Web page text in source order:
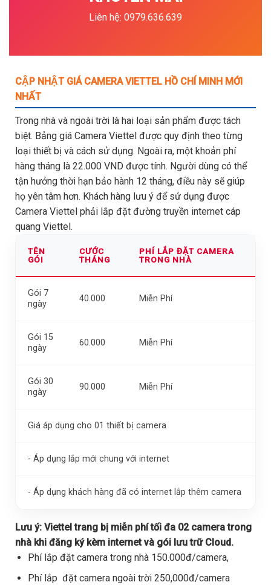
Liên hệ: 0979.636.639
CẬP NHẬT GIÁ CAMERA VIETTEL HỒ CHÍ MINH MỚI
NHẤT
Trong nhà và ngoài trời là hai loại sản phẩm được tách
biệt. Bảng giá Camera Viettel được quy định theo từng
loại thiết bị và cách sử dụng. Ngoài ra, một khoản phí
hàng tháng là 22.000 VND được tính. Người dùng có thể
tận hưởng thời hạn bảo hành 12 tháng, điều này sẽ giúp
họ yên tâm hơn. Khách hàng lưu ý để sử dụng được
Camera Viettel phải lắp đặt đường truyền internet cáp
quang Viettel.
TÊN
GÓI
CƯỚC
THÁNG
PHÍ LẮP ĐẶT CAMERA
TRONG NHÀ
Gói 7
ngày
40.000 Miễn Phí
Gói 15
ngày
60.000 Miễn Phí
Gói 30
ngày
90.000 Miễn Phí
Giá áp dụng cho 01 thiết bị camera
- Áp dụng lắp mới chung với internet
- Áp dụng khách hàng đã có internet lắp thêm camera
Lưu ý: Viettel trang bị miễn phí tối đa 02 camera trong
nhà khi đăng ký kèm internet và gói lưu trữ Cloud.
Phí lắp đặt camera trong nhà 150.000đ/camera,
Phí lắp đặt camera ngoài trời 250,000đ/camera